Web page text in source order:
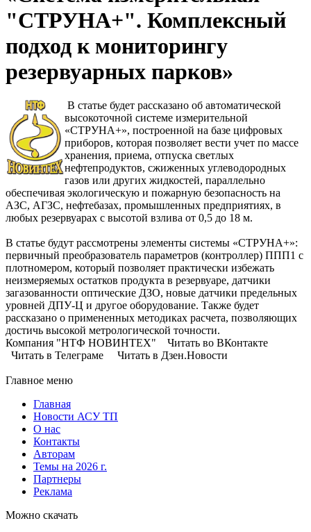
"СТРУНА+". Комплексный
подход к мониторингу
резервуарных парков»
В статье будет рассказано об автоматической
высокоточной системе измерительной
«СТРУНА+», построенной на базе цифровых
приборов, которая позволяет вести учет по массе
хранения, приема, отпуска светлых
нефтепродуктов, сжиженных углеводородных
газов или других жидкостей, параллельно
обеспечивая экологическую и пожарную безопасность на
АЗС, АГЗС, нефтебазах, промышленных предприятиях, в
любых резервуарах с высотой взлива от 0,5 до 18 м.
В статье будут рассмотрены элементы системы «СТРУНА+»:
первичный преобразователь параметров (контроллер) ППП1 с
плотномером, который позволяет практически избежать
неизмеряемых остатков продукта в резервуаре, датчики
загазованности оптические ДЗО, новые датчики предельных
уровней ДПУ-Ц и другое оборудование. Также будет
рассказано о примененных методиках расчета, позволяющих
достичь высокой метрологической точности.
Компания "НТФ НОВИНТЕХ" Читать во ВКонтакте
Читать в Телеграме Читать в Дзен.Новости
Главное меню
Главная
Новости АСУ ТП
О нас
Контакты
Авторам
Темы на 2026 г.
Партнеры
Реклама
Можно скачать